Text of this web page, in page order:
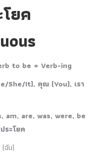
ยค
to be + Verb-ing
She/It), คุณ (You), เรา
are, was, were, be
ระโยค
ฉัน)